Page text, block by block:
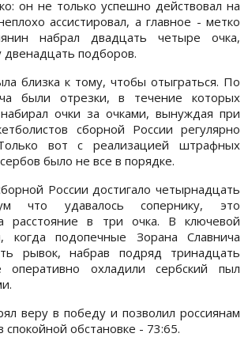
он не только успешно действовал на
ассистировал, а главное - метко
набрал двадцать четыре очка,
двенадцать подборов.
близка к тому, чтобы отыграться. По
были отрезки, в течение которых
очки за очками, вынуждая при
сборной России регулярно
вот с реализацией штрафных
было не все в порядке.
России достигало четырнадцать
что удавалось сопернику, это
расстояние в три очка. В ключевой
когда подопечные Зорана Славнича
рывок, набрав подряд тринадцать
оперативно охладили сербский пыл
веру в победу и позволил россиянам
спокойной обстановке - 73:65.